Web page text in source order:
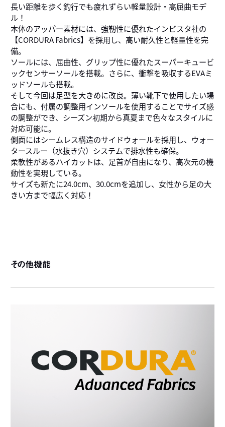
長い距離を歩く釣行でも疲れずらい軽量設計・高屈曲モデ
ル！
本体のアッパー素材には、強靭性に優れたインビスタ社の
【CORDURA Fabrics】を採用し、高い耐久性と軽量性を完
備。
ソールには、屈曲性、グリップ性に優れたスーパーキュービ
ックセンサーソールを搭載。さらに、衝撃を吸収するEVAミ
ッドソールも搭載。
そして今回は足型を大きめに改良。薄い靴下で使用したい場
合にも、付属の調整用インソールを使用することでサイズ感
の調整ができ、シーズン初期から真夏まで色々なスタイルに
対応可能に。
側面にはシームレス構造のサイドウォールを採用し、ウォー
タースルー（水抜き穴）システムで排水性も確保。
柔軟性があるハイカットは、足首が自由になり、高次元の機
動性を実現している。
サイズも新たに24.0cm、30.0cmを追加し、女性から足の大
きい方まで幅広く対応！
その他機能